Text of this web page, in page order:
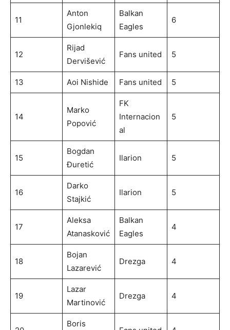
11
Anton
Gjonlekiq
Balkan
Eagles
6
12
Rijad
Dervišević
Fans united 5
13 Aoi Nishide Fans united 5
14
Marko
Popović
FK
Internacion
al
5
15
Bogdan
Đuretić
Ilarion 5
16
Darko
Stajkić
Ilarion 5
17
Aleksa
Atanasković
Balkan
Eagles
4
18
Bojan
Lazarević
Drezga 4
19
Lazar
Martinović
Drezga 4
Boris